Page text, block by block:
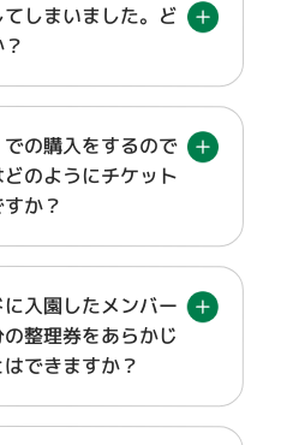
しまいました。ど
での購入をするので
のようにチケット
か？
入園したメンバー
整理券をあらかじ
できますか？